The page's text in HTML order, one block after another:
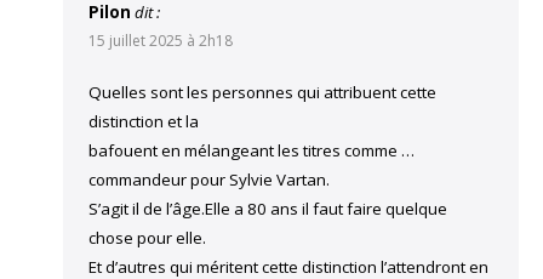
Pilon dit :
15 juillet 2025 à 2h18
Quelles sont les personnes qui attribuent cette
distinction et la
bafouent en mélangeant les titres comme …
commandeur pour Sylvie Vartan.
S’agit il de l’âge.Elle a 80 ans il faut faire quelque
chose pour elle.
Et d’autres qui méritent cette distinction l’attendront en